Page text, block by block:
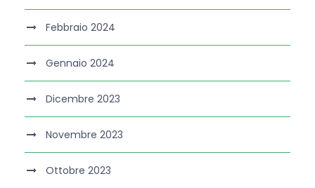
Febbraio 2024
Gennaio 2024
Dicembre 2023
Novembre 2023
Ottobre 2023